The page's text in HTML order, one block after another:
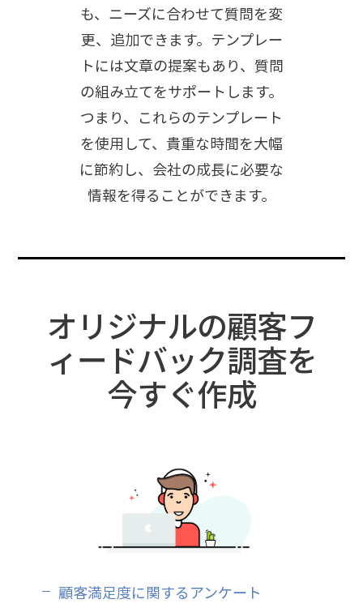
も、ニーズに合わせて質問を変
更、追加できます。テンプレー
トには文章の提案もあり、質問
の組み立てをサポートします。
つまり、これらのテンプレート
を使用して、貴重な時間を大幅
に節約し、会社の成長に必要な
情報を得ることができます。
オリジナルの顧客フ
ィードバック調査を
今すぐ作成
顧客満足度に関するアンケート